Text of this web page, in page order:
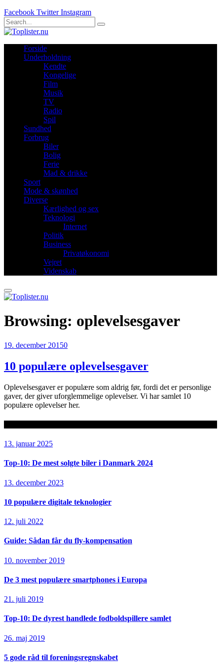
Facebook Twitter Instagram
Forside
Underholdning
Kendte
Kongelige
Film
Musik
TV
Radio
Spil
Sundhed
Forbrug
Biler
Bolig
Ferie
Mad & drikke
Sport
Mode & skønhed
Diverse
Kærlighed og sex
Teknologi
Internet
Politik
Business
Privatøkonomi
Vejret
Videnskab
Browsing: oplevelsesgaver
19. december 20150
10 populære oplevelsesgaver
Oplevelsesgaver er populære som aldrig før, fordi det er personlige
gaver, der giver uforglemmelige oplevelser. Vi har samlet 10
populære oplevelser her.
13. januar 2025
Top-10: De mest solgte biler i Danmark 2024
13. december 2023
10 populære digitale teknologier
12. juli 2022
Guide: Sådan får du fly-kompensation
10. november 2019
De 3 mest populære smartphones i Europa
21. juli 2019
Top-10: De dyrest handlede fodboldspillere samlet
26. maj 2019
5 gode råd til foreningsregnskabet